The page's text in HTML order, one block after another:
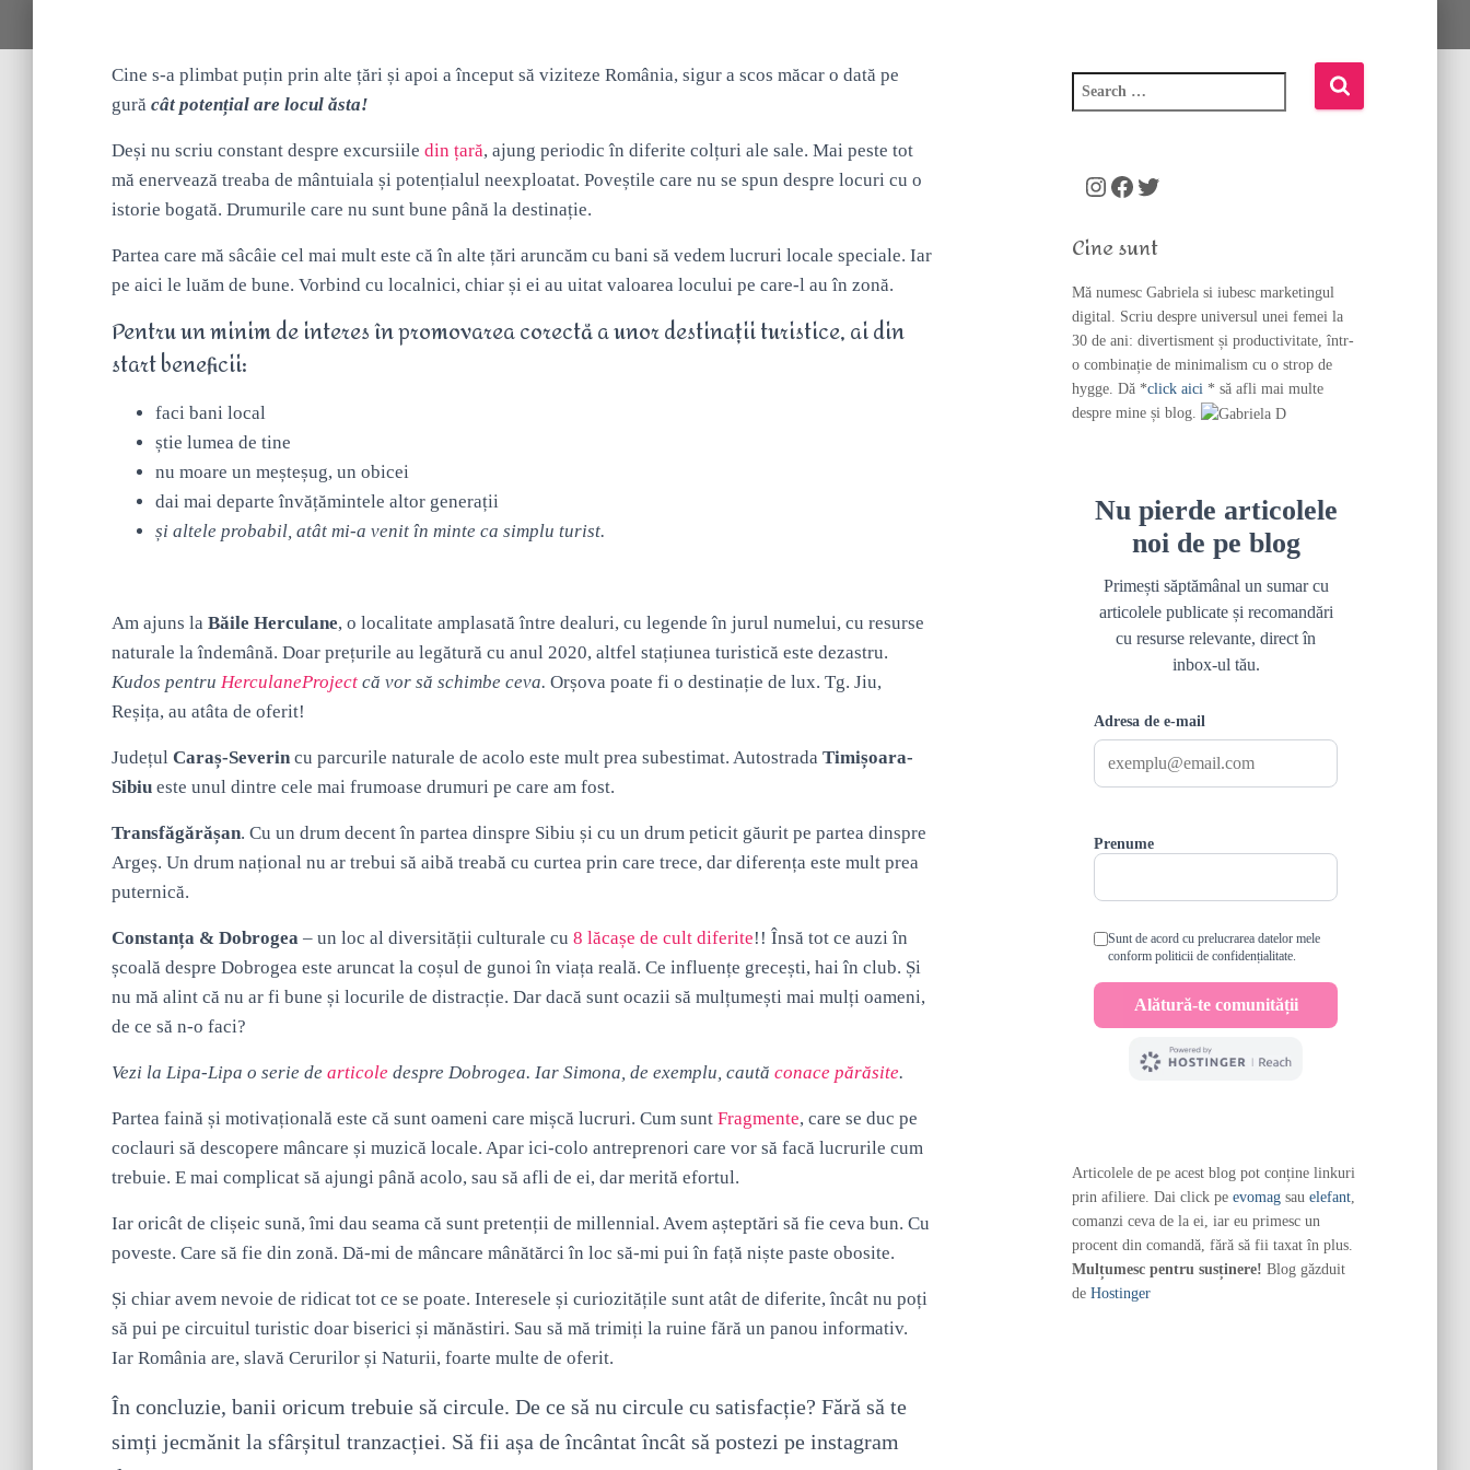
Cine s-a plimbat puțin prin alte țări și apoi a început să viziteze România, sigur a scos măcar o dată pe
gură cât potențial are locul ăsta!
Deși nu scriu constant despre excursiile din țară, ajung periodic în diferite colțuri ale sale. Mai peste tot
mă enervează treaba de mântuiala și potențialul neexploatat. Poveștile care nu se spun despre locuri cu o
istorie bogată. Drumurile care nu sunt bune până la destinație.
Partea care mă sâcâie cel mai mult este că în alte țări aruncăm cu bani să vedem lucruri locale speciale. Iar
pe aici le luăm de bune. Vorbind cu localnici, chiar și ei au uitat valoarea locului pe care-l au în zonă.
Pentru un minim de interes în promovarea corectă a unor destinații turistice, ai din
start beneficii:
faci bani local
știe lumea de tine
nu moare un meșteșug, un obicei
dai mai departe învățămintele altor generații
și altele probabil, atât mi-a venit în minte ca simplu turist.
Am ajuns la Băile Herculane, o localitate amplasată între dealuri, cu legende în jurul numelui, cu resurse
naturale la îndemână. Doar prețurile au legătură cu anul 2020, altfel stațiunea turistică este dezastru.
Kudos pentru HerculaneProject că vor să schimbe ceva. Orșova poate fi o destinație de lux. Tg. Jiu,
Reșița, au atâta de oferit!
Județul Caraș-Severin cu parcurile naturale de acolo este mult prea subestimat. Autostrada Timișoara-
Sibiu este unul dintre cele mai frumoase drumuri pe care am fost.
Transfăgărășan. Cu un drum decent în partea dinspre Sibiu și cu un drum peticit găurit pe partea dinspre
Argeș. Un drum național nu ar trebui să aibă treabă cu curtea prin care trece, dar diferența este mult prea
puternică.
Constanța & Dobrogea – un loc al diversității culturale cu 8 lăcașe de cult diferite!! Însă tot ce auzi în
școală despre Dobrogea este aruncat la coșul de gunoi în viața reală. Ce influențe grecești, hai în club. Și
nu mă alint că nu ar fi bune și locurile de distracție. Dar dacă sunt ocazii să mulțumești mai mulți oameni,
de ce să n-o faci?
Vezi la Lipa-Lipa o serie de articole despre Dobrogea. Iar Simona, de exemplu, caută conace părăsite.
Partea faină și motivațională este că sunt oameni care mișcă lucruri. Cum sunt Fragmente, care se duc pe
coclauri să descopere mâncare și muzică locale. Apar ici-colo antreprenori care vor să facă lucrurile cum
trebuie. E mai complicat să ajungi până acolo, sau să afli de ei, dar merită efortul.
Iar oricât de clișeic sună, îmi dau seama că sunt pretenții de millennial. Avem așteptări să fie ceva bun. Cu
poveste. Care să fie din zonă. Dă-mi de mâncare mânătărci în loc să-mi pui în față niște paste obosite.
Și chiar avem nevoie de ridicat tot ce se poate. Interesele și curiozitățile sunt atât de diferite, încât nu poți
să pui pe circuitul turistic doar biserici și mănăstiri. Sau să mă trimiți la ruine fără un panou informativ.
Iar România are, slavă Cerurilor și Naturii, foarte multe de oferit.
În concluzie, banii oricum trebuie să circule. De ce să nu circule cu satisfacție? Fără să te
simți jecmănit la sfârșitul tranzacției. Să fii așa de încântat încât să postezi pe instagram
e
o
:
Instagram Facebook Twitter
Cine sunt
Mă numesc Gabriela si iubesc marketingul
digital. Scriu despre universul unei femei la
30 de ani: divertisment și productivitate, într-
o combinație de minimalism cu o strop de
hygge. Dă *click aici * să afli mai multe
despre mine și blog.
Articolele de pe acest blog pot conține linkuri
prin afiliere. Dai click pe evomagsau elefant,
comanzi ceva de la ei, iar eu primesc un
procent din comandă, fără să fii taxat în plus.
Mulțumesc pentru susținere! Blog găzduit
de Hostinger